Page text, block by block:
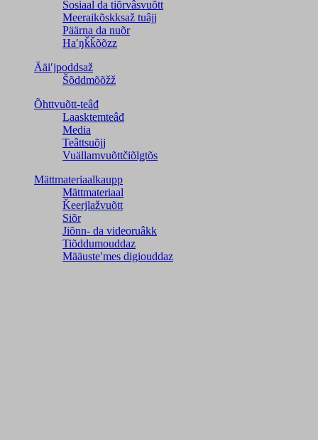
Sosiaal da tiõrvâsvuõtt
Meeraikõskksaž tuâjj
Päärna da nuõr
Haʹŋǩǩõõzz
Ääiʹjpoddsaž
Šõddmõõžž
Õhttvuõtt-teâđ
Laasktemteâđ
Media
Teâttsuõjj
Vuällamvuõttčiõlǥtõs
Mättmateriaalkaupp
Mättmateriaal
Ǩeerjlažvuõtt
Siõr
Jiõnn- da videoruâkk
Tiõddumouddaz
Määusteʹmes digiouddaz